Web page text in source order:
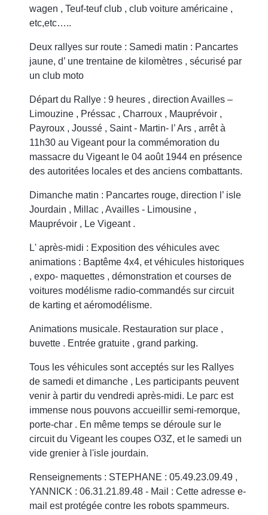
wagen , Teuf-teuf club , club voiture américaine ,
etc,etc…..
Deux rallyes sur route : Samedi matin : Pancartes
jaune, d’ une trentaine de kilomètres , sécurisé par
un club moto
Départ du Rallye : 9 heures , direction Availles –
Limouzine , Préssac , Charroux , Mauprévoir ,
Payroux , Joussé , Saint - Martin- l’ Ars , arrêt à
11h30 au Vigeant pour la commémoration du
massacre du Vigeant le 04 août 1944 en présence
des autoritées locales et des anciens combattants.
Dimanche matin : Pancartes rouge, direction l’ isle
Jourdain , Millac , Availles - Limousine ,
Mauprévoir , Le Vigeant .
L' après-midi : Exposition des véhicules avec
animations : Baptême 4x4, et véhicules historiques
, expo- maquettes , démonstration et courses de
voitures modélisme radio-commandés sur circuit
de karting et aéromodélisme.
Animations musicale. Restauration sur place ,
buvette . Entrée gratuite , grand parking.
Tous les véhicules sont acceptés sur les Rallyes
de samedi et dimanche , Les participants peuvent
venir à partir du vendredi après-midi. Le parc est
immense nous pouvons accueillir semi-remorque,
porte-char . En même temps se déroule sur le
circuit du Vigeant les coupes O3Z, et le samedi un
vide grenier à l'isle jourdain.
Renseignements : STEPHANE : 05.49.23.09.49 ,
YANNICK : 06.31.21.89.48 - Mail : Cette adresse e-
mail est protégée contre les robots spammeurs.